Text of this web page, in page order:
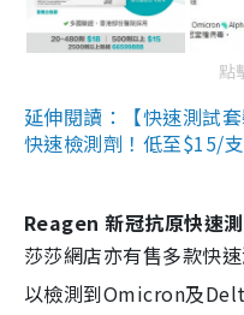
點
延伸閱讀：【快速測試
快速檢測劑！低至$15/
Reagen 新冠抗原快速
莎莎網店亦有售多款快
以檢測到Omicron及